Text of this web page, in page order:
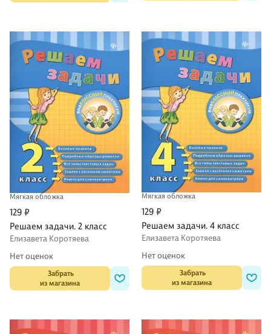
Мягкая обложка
129 ₽
Решаем задачи. 2 класс
Елизавета Коротяева
Нет оценок
Забрать
из магазина
Мягкая обложка
129 ₽
Решаем задачи. 4 класс
Елизавета Коротяева
Нет оценок
Забрать
из магазина